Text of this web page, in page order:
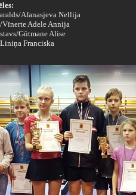
Afanasjeva Nellija
Vīnerte Adele Annija
Gūtmane Alise
Franciska